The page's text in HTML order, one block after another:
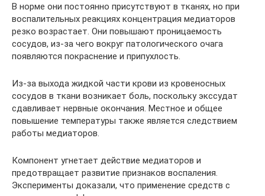
В норме они постоянно присутствуют в тканях, но при
воспалительных реакциях концентрация медиаторов
резко возрастает. Они повышают проницаемость
сосудов, из-за чего вокруг патологического очага
появляются покраснение и припухлость.
Из-за выхода жидкой части крови из кровеносных
сосудов в ткани возникает боль, поскольку экссудат
сдавливает нервные окончания. Местное и общее
повышение температуры также является следствием
работы медиаторов.
Компонент угнетает действие медиаторов и
предотвращает развитие признаков воспаления.
Эксперименты доказали, что применение средств с